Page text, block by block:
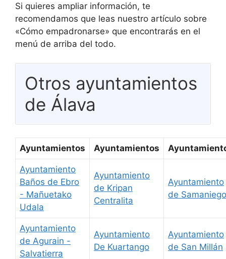
Si quieres ampliar información, te
recomendamos que leas nuestro artículo sobre
«Cómo empadronarse» que encontrarás en el
menú de arriba del todo.
Otros ayuntamientos
de Álava
Ayuntamientos Ayuntamientos
Ayuntamiento
Baños de Ebro
- Mañuetako
Udala
Ayuntamiento
de Kripan
Centralita
Ayuntamiento
de Samaniego
Ayuntamiento
de Agurain -
Salvatierra
Ayuntamiento
De Kuartango
Ayuntamiento
de San Millán